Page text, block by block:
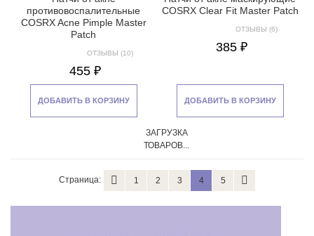
противовоспалительные
COSRX Acne Pimple Master
Patch
ОТЗЫВЫ (10)
455 ₽
ДОБАВИТЬ В КОРЗИНУ
COSRX Clear Fit Master Patch
ОТЗЫВЫ (6)
385 ₽
ДОБАВИТЬ В КОРЗИНУ
ЗАГРУЗКА
ТОВАРОВ...
Страница: 1 2 3 4 5